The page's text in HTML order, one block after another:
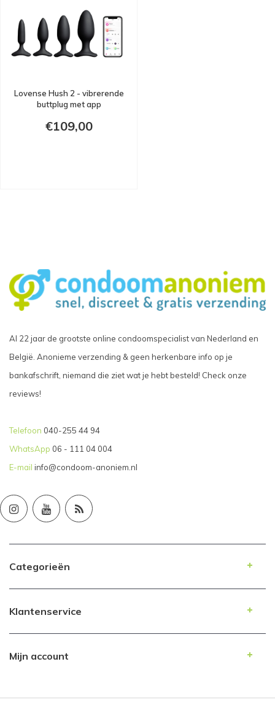
Lovense Hush 2 - vibrerende
buttplug met app
€109,00
Al 22 jaar de grootste online condoomspecialist van Nederland en
België. Anonieme verzending & geen herkenbare info op je
bankafschrift, niemand die ziet wat je hebt besteld! Check onze
reviews!
Telefoon 040-255 44 94
WhatsApp 06 - 111 04 004
E-mail info@condoom-anoniem.nl
Categorieën
Klantenservice
Mijn account